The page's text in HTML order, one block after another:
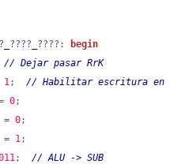
???? ????:
begin
// Dejar pasar RrK
1;
// Habilitar escritura en
0;
= 0;
= 1;
;
// ALU -> SUB